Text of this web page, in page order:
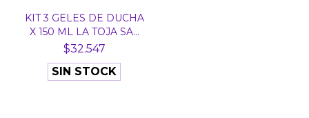
KIT 3 GELES DE DUCHA
X 150 ML LA TOJA SA...
$32.547
SIN STOCK